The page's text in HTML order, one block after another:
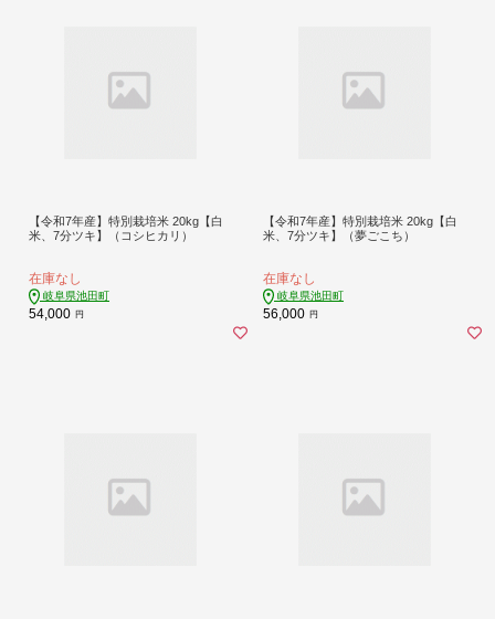
【令和7年産】特別栽培米 20kg【白
米、7分ツキ】（コシヒカリ）
在庫なし
岐阜県池田町
54,000 円
【令和7年産】特別栽培米 20kg【白
米、7分ツキ】（夢ごこち）
在庫なし
岐阜県池田町
56,000 円